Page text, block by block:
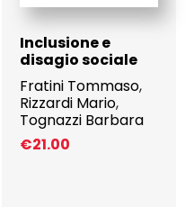
Inclusione e
disagio sociale
Fratini Tommaso,
Rizzardi Mario,
Tognazzi Barbara
€21.00